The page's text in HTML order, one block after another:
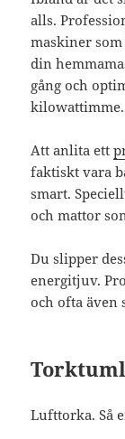
alls.
maskiner
din
gång och
kilowattimme.
Att anlita ett
faktiskt vara
smart.
och mattor
Du slipper
energitjuv.
och ofta även
Lufttorka. Så